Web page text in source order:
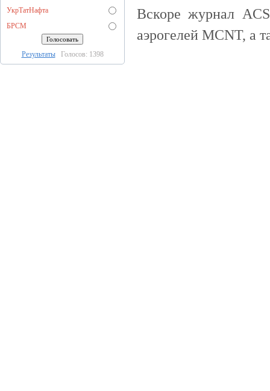
УкрТатНафта
БРСМ
РезультатыГолосов: 1398
Вскоре журнал
аэрогелей MCNT, а